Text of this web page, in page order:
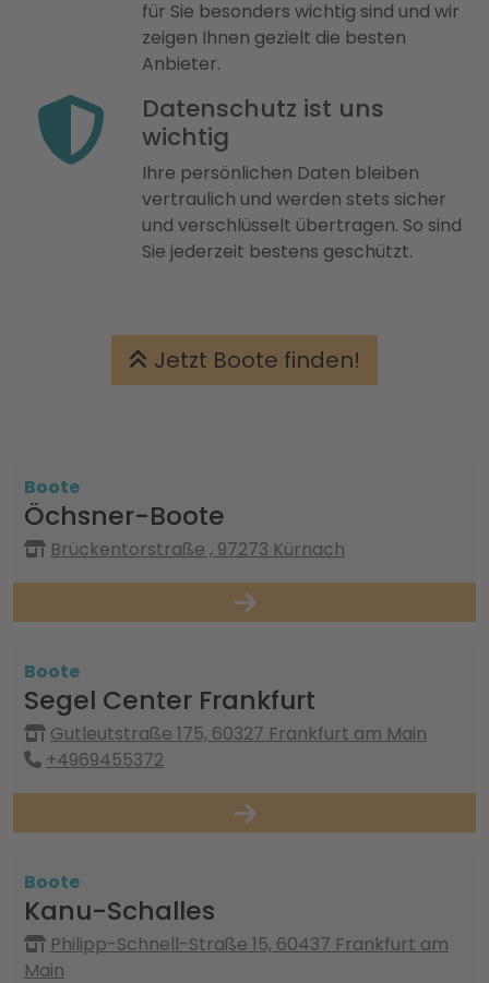
für Sie besonders wichtig sind und wir
zeigen Ihnen gezielt die besten
Anbieter.
Datenschutz ist uns
wichtig
Ihre persönlichen Daten bleiben
vertraulich und werden stets sicher
und verschlüsselt übertragen. So sind
Sie jederzeit bestens geschützt.
Jetzt Boote finden!
Boote
Öchsner-Boote
Brückentorstraße , 97273 Kürnach
Boote
Segel Center Frankfurt
Gutleutstraße 175, 60327 Frankfurt am Main
+4969455372
Boote
Kanu-Schalles
Philipp-Schnell-Straße 15, 60437 Frankfurt am
Main